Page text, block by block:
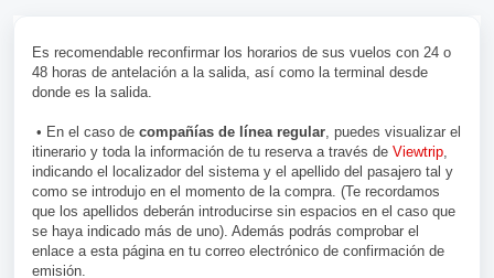
Es recomendable reconfirmar los horarios de sus vuelos con 24 o
48 horas de antelación a la salida, así como la terminal desde
donde es la salida.
• En el caso de compañías de línea regular, puedes visualizar el
itinerario y toda la información de tu reserva a través de Viewtrip,
indicando el localizador del sistema y el apellido del pasajero tal y
como se introdujo en el momento de la compra. (Te recordamos
que los apellidos deberán introducirse sin espacios en el caso que
se haya indicado más de uno). Además podrás comprobar el
enlace a esta página en tu correo electrónico de confirmación de
emisión.